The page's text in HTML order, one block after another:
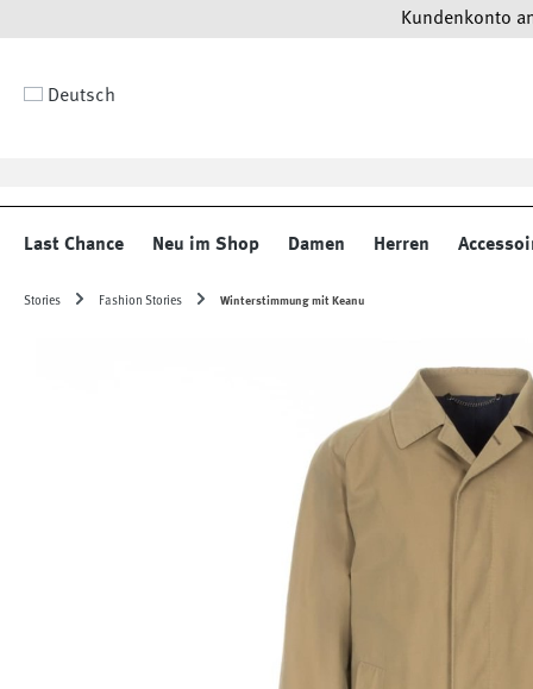
Kundenkonto
Deutsch
Last Chance Neu im Shop Damen Herren
Stories Fashion Stories Winterstimmung mit Keanu